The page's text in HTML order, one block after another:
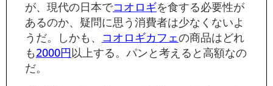
が、現代の日本でコオロギを食する必要性が
あるのか、疑問に思う消費者は少なくないよ
うだ。しかも、 コオロギカフェの商品はどれ
も2000円以上する。パンと考えると高額なの
だ。